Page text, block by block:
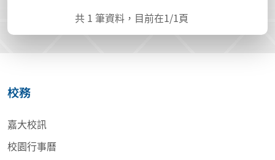
共 1 筆資料，目前在1/1頁
校務
嘉大校訊
校園行事曆